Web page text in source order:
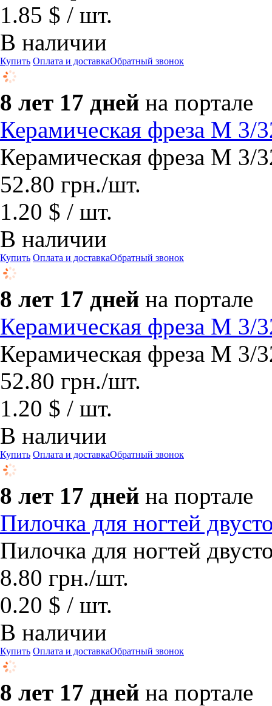
1.85 $ / шт.
В наличии
Купить Оплата и доставкаОбратный звонок
8 лет 17 дней на портале
Керамическая фреза М 3/
Керамическая фреза М 3/
52.80 грн./шт.
1.20 $ / шт.
В наличии
Купить Оплата и доставкаОбратный звонок
8 лет 17 дней на портале
Керамическая фреза М 3/
Керамическая фреза М 3/
52.80 грн./шт.
1.20 $ / шт.
В наличии
Купить Оплата и доставкаОбратный звонок
8 лет 17 дней на портале
Пилочка для ногтей
Пилочка для ногтей
8.80 грн./шт.
0.20 $ / шт.
В наличии
Купить Оплата и доставкаОбратный звонок
8 лет 17 дней на портале